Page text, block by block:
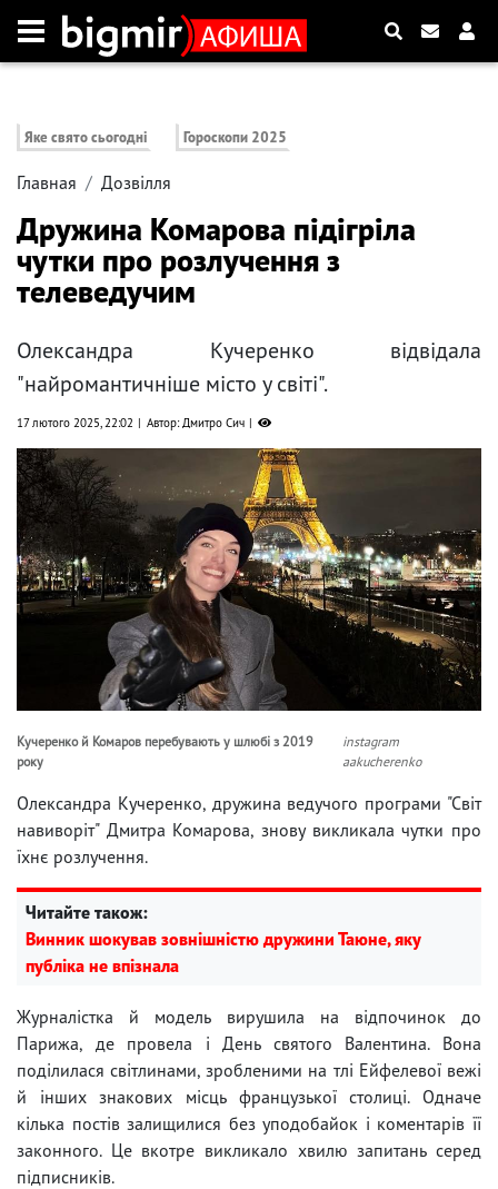
Яке свято сьогодні Гороскопи 2025
Главная Дозвілля
Дружина Комарова підігріла
чутки про розлучення з
телеведучим
Олександра Кучеренко відвідала
"найромантичніше місто у світі".
17 лютого 2025, 22:02 Автор: Дмитро Сич
Кучеренко й Комаров перебувають у шлюбі з 2019
року
instagram
aakucherenko
Олександра Кучеренко, дружина ведучого програми "Світ
навиворіт" Дмитра Комарова, знову викликала чутки про
їхнє розлучення.
Читайте також:
Винник шокував зовнішністю дружини Таюне, яку
публіка не впізнала
Журналістка й модель вирушила на відпочинок до
Парижа, де провела і День святого Валентина. Вона
поділилася світлинами, зробленими на тлі Ейфелевої вежі
й інших знакових місць французької столиці. Одначе
кілька постів залищилися без уподобайок і коментарів її
законного. Це вкотре викликало хвилю запитань серед
підписників.